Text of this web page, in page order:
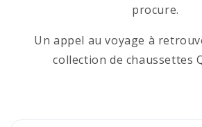
procure.
Un appel au voyage à
collection de chaussettes